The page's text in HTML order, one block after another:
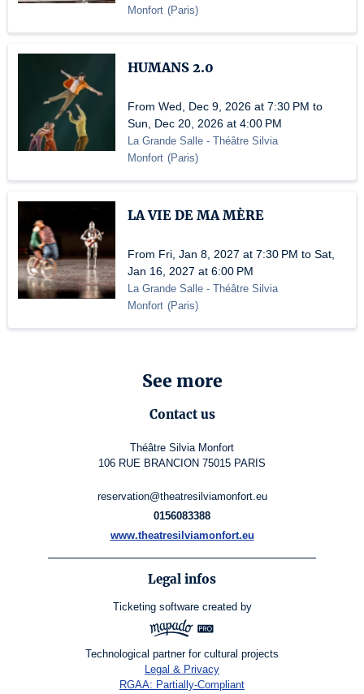
Monfort (Paris)
HUMANS 2.0
From Wed, Dec 9, 2026 at 7:30 PM to
Sun, Dec 20, 2026 at 4:00 PM
La Grande Salle - Théâtre Silvia
Monfort (Paris)
LA VIE DE MA MÈRE
From Fri, Jan 8, 2027 at 7:30 PM to Sat,
Jan 16, 2027 at 6:00 PM
La Grande Salle - Théâtre Silvia
Monfort (Paris)
See more
Contact us
Théâtre Silvia Monfort
106 RUE BRANCION 75015 PARIS
reservation@theatresilviamonfort.eu
0156083388
www.theatresilviamonfort.eu
Legal infos
Ticketing software created by
Technological partner for cultural projects
Legal & Privacy
RGAA: Partially-Compliant